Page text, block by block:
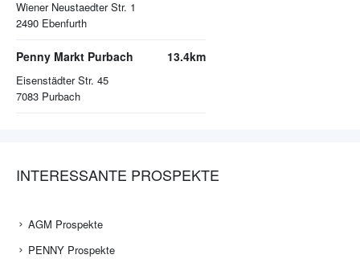
Wiener Neustaedter Str. 1
2490 Ebenfurth
Penny Markt Purbach
Eisenstädter Str. 45
7083 Purbach
13.4km
INTERESSANTE PROSPEKTE
AGM Prospekte
PENNY Prospekte